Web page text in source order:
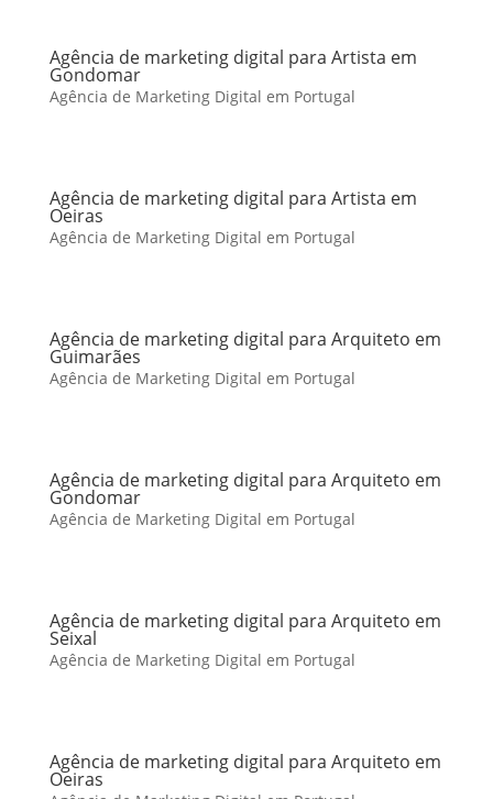
Agência de marketing digital para Artista em
Gondomar
Agência de Marketing Digital em Portugal
Agência de marketing digital para Artista em
Oeiras
Agência de Marketing Digital em Portugal
Agência de marketing digital para Arquiteto em
Guimarães
Agência de Marketing Digital em Portugal
Agência de marketing digital para Arquiteto em
Gondomar
Agência de Marketing Digital em Portugal
Agência de marketing digital para Arquiteto em
Seixal
Agência de Marketing Digital em Portugal
Agência de marketing digital para Arquiteto em
Oeiras